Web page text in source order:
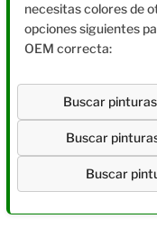
necesitas colores de
opciones siguientes
OEM correcta:
Buscar
Buscar
Buscar